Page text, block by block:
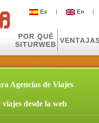
Es | En
POR QUÉ
SITURWEB
Agencias de Viajes
desde la web